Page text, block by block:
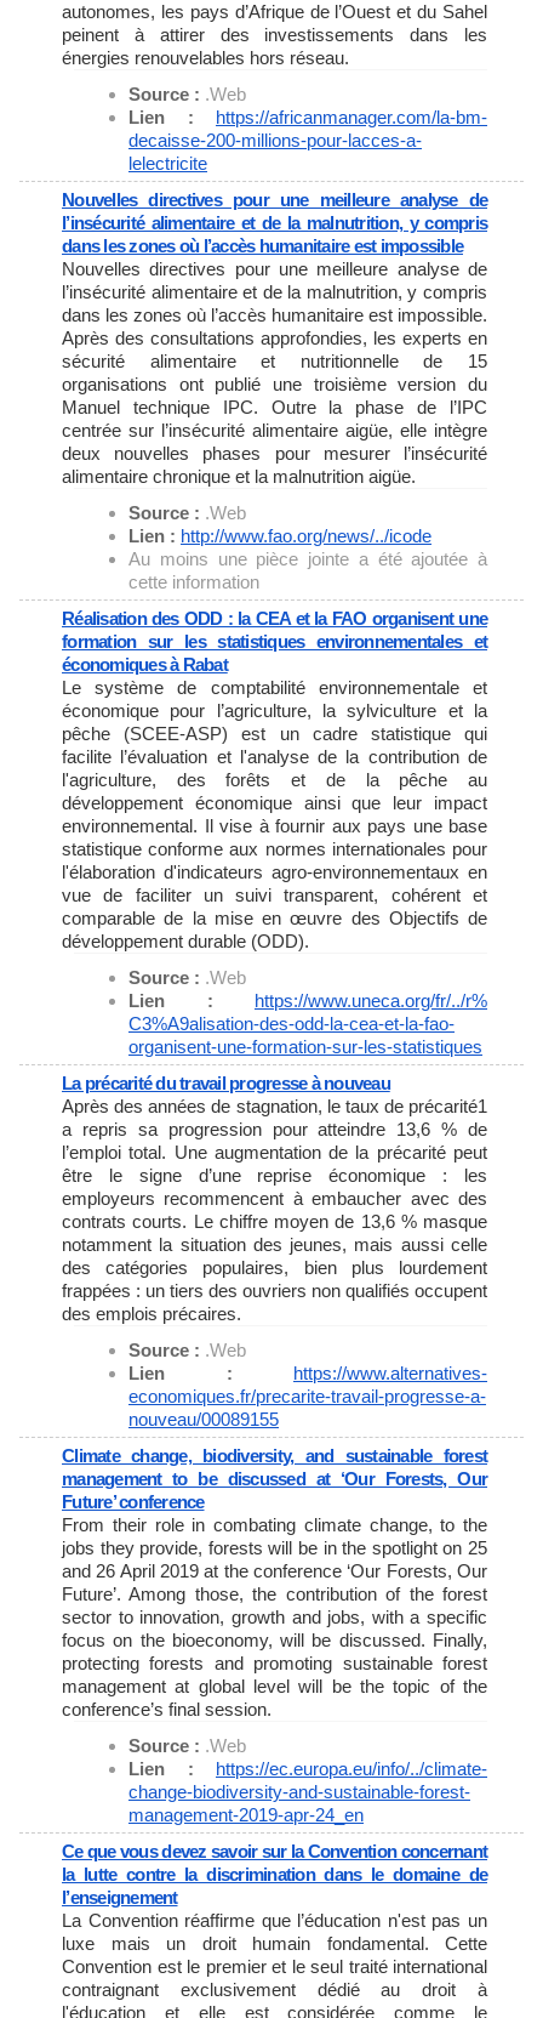
autonomes, les pays d’Afrique de l’Ouest et du Sahel
peinent à attirer des investissements dans les
énergies renouvelables hors réseau.
Source : .Web
Lien : https://africanmanager.com/la-bm-
decaisse-200-millions-pour-lacces-a-
lelectricite
Nouvelles directives pour une meilleure analyse de
l’insécurité alimentaire et de la malnutrition, y compris
dans les zones où l’accès humanitaire est impossible
Nouvelles directives pour une meilleure analyse de
l’insécurité alimentaire et de la malnutrition, y compris
dans les zones où l’accès humanitaire est impossible.
Après des consultations approfondies, les experts en
sécurité alimentaire et nutritionnelle de 15
organisations ont publié une troisième version du
Manuel technique IPC. Outre la phase de l’IPC
centrée sur l’insécurité alimentaire aigüe, elle intègre
deux nouvelles phases pour mesurer l’insécurité
alimentaire chronique et la malnutrition aigüe.
Source : .Web
Lien : http://www.fao.org/news/../icode
Au moins une pièce jointe a été ajoutée à
cette information
Réalisation des ODD : la CEA et la FAO organisent une
formation sur les statistiques environnementales et
économiques à Rabat
Le système de comptabilité environnementale et
économique pour l’agriculture, la sylviculture et la
pêche (SCEE-ASP) est un cadre statistique qui
facilite l’évaluation et l'analyse de la contribution de
l'agriculture, des forêts et de la pêche au
développement économique ainsi que leur impact
environnemental. Il vise à fournir aux pays une base
statistique conforme aux normes internationales pour
l'élaboration d'indicateurs agro-environnementaux en
vue de faciliter un suivi transparent, cohérent et
comparable de la mise en œuvre des Objectifs de
développement durable (ODD).
Source : .Web
Lien : https://www.uneca.org/fr/../r%
C3%A9alisation-des-odd-la-cea-et-la-fao-
organisent-une-formation-sur-les-statistiques
La précarité du travail progresse à nouveau
Après des années de stagnation, le taux de précarité1
a repris sa progression pour atteindre 13,6 % de
l’emploi total. Une augmentation de la précarité peut
être le signe d’une reprise économique : les
employeurs recommencent à embaucher avec des
contrats courts. Le chiffre moyen de 13,6 % masque
notamment la situation des jeunes, mais aussi celle
des catégories populaires, bien plus lourdement
frappées : un tiers des ouvriers non qualifiés occupent
des emplois précaires.
Source : .Web
Lien : https://www.alternatives-
economiques.fr/precarite-travail-progresse-a-
nouveau/00089155
Climate change, biodiversity, and sustainable forest
management to be discussed at ‘Our Forests, Our
Future’ conference
From their role in combating climate change, to the
jobs they provide, forests will be in the spotlight on 25
and 26 April 2019 at the conference ‘Our Forests, Our
Future’. Among those, the contribution of the forest
sector to innovation, growth and jobs, with a specific
focus on the bioeconomy, will be discussed. Finally,
protecting forests and promoting sustainable forest
management at global level will be the topic of the
conference’s final session.
Source : .Web
Lien : https://ec.europa.eu/info/../climate-
change-biodiversity-and-sustainable-forest-
management-2019-apr-24_en
Ce que vous devez savoir sur la Convention concernant
la lutte contre la discrimination dans le domaine de
l’enseignement
La Convention réaffirme que l’éducation n'est pas un
luxe mais un droit humain fondamental. Cette
Convention est le premier et le seul traité international
contraignant exclusivement dédié au droit à
l'éducation et elle est considérée comme le